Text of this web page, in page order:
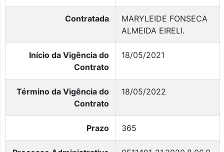
Contratada
MARYLEIDE FONSECA
ALMEIDA EIRELI.
Início da Vigência do
Contrato
18/05/2021
Término da Vigência do
Contrato
18/05/2022
Prazo 365